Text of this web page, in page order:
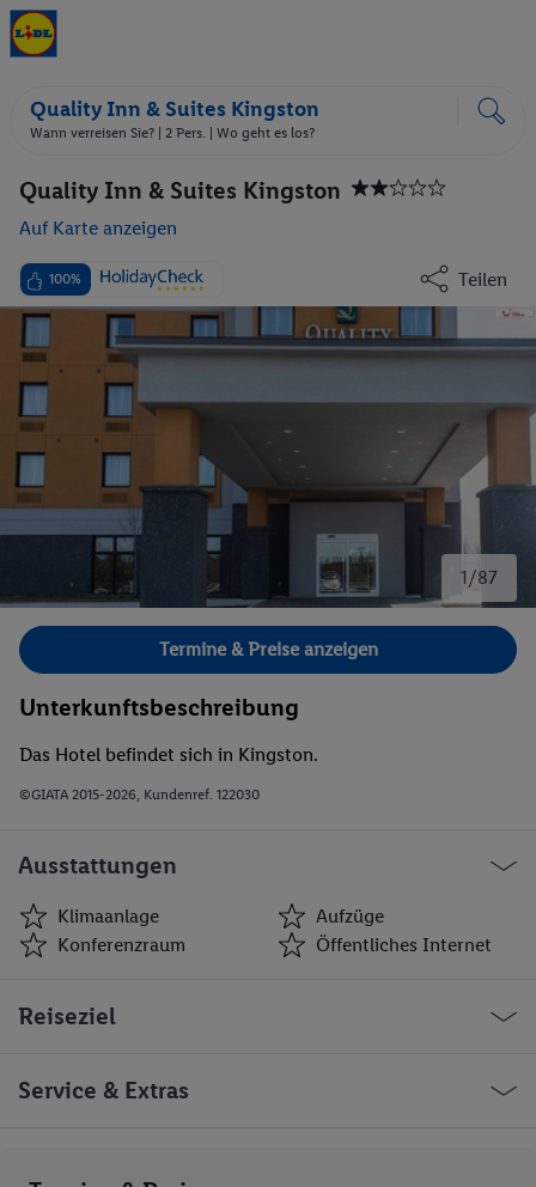
Quality Inn & Suites Kingston
Wann verreisen Sie? | 2 Pers. | Wo geht es los?
Quality Inn & Suites Kingston
Auf Karte anzeigen
100% Teilen
1/87
Bild 1 von 87.
Termine & Preise anzeigen
Unterkunftsbeschreibung
Das Hotel befindet sich in Kingston.
©GIATA 2015-2026, Kundenref. 122030
Ausstattungen
Klimaanlage
Aufzüge
Konferenzraum
Öffentliches Internet
Konferenzraum
Öffentliches Internet
Wäscheservice
Reiseziel
Kanada Kingston Robinson Court
Service & Extras